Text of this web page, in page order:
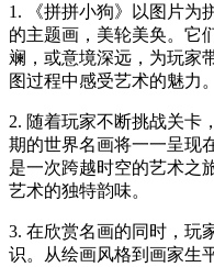
1. 《拼拼小狗》以图片为
的主题画，美轮美奂。它
斓，或意境深远，为玩家
图过程中感受艺术的魅力。
2. 随着玩家不断挑战关卡
期的世界名画将一一呈现
是一次跨越时空的艺术之
艺术的独特韵味。
3. 在欣赏名画的同时，玩
识。从绘画风格到画家生